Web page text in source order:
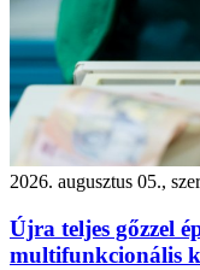
2026. augusztus 05.,
Újra teljes gőzzel
multifunkcionális